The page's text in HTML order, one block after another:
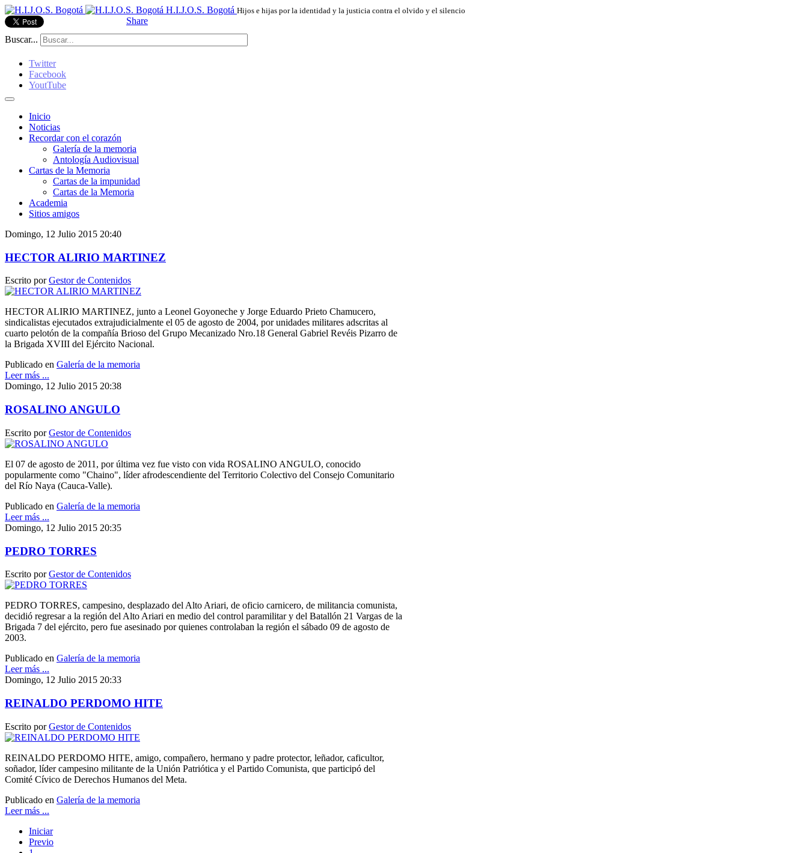
H.I.J.O.S. Bogotá Hijos e hijas por la identidad y la justicia contra el olvido y el silencio
Share
Buscar...
Twitter
Facebook
YoutTube
Inicio
Noticias
Recordar con el corazón
Galería de la memoria
Antología Audiovisual
Cartas de la Memoria
Cartas de la impunidad
Cartas de la Memoria
Academia
Sitios amigos
Domingo, 12 Julio 2015 20:40
HECTOR ALIRIO MARTINEZ
Escrito porGestor de Contenidos
HECTOR ALIRIO MARTINEZ, junto a Leonel Goyoneche y Jorge Eduardo Prieto Chamucero,
sindicalistas ejecutados extrajudicialmente el 05 de agosto de 2004, por unidades militares adscritas al
cuarto pelotón de la compañía Brioso del Grupo Mecanizado Nro.18 General Gabriel Revéis Pizarro de
la Brigada XVIII del Ejército Nacional.
Publicado en Galería de la memoria
Leer más ...
Domingo, 12 Julio 2015 20:38
ROSALINO ANGULO
Escrito porGestor de Contenidos
El 07 de agosto de 2011, por última vez fue visto con vida ROSALINO ANGULO, conocido
popularmente como "Chaino", líder afrodescendiente del Territorio Colectivo del Consejo Comunitario
del Río Naya (Cauca-Valle).
Publicado en Galería de la memoria
Leer más ...
Domingo, 12 Julio 2015 20:35
PEDRO TORRES
Escrito porGestor de Contenidos
PEDRO TORRES, campesino, desplazado del Alto Ariari, de oficio carnicero, de militancia comunista,
decidió regresar a la región del Alto Ariari en medio del control paramilitar y del Batallón 21 Vargas de la
Brigada 7 del ejército, pero fue asesinado por quienes controlaban la región el sábado 09 de agosto de
2003.
Publicado en Galería de la memoria
Leer más ...
Domingo, 12 Julio 2015 20:33
REINALDO PERDOMO HITE
Escrito porGestor de Contenidos
REINALDO PERDOMO HITE, amigo, compañero, hermano y padre protector, leñador, caficultor,
soñador, líder campesino militante de la Unión Patriótica y el Partido Comunista, que participó del
Comité Cívico de Derechos Humanos del Meta.
Publicado en Galería de la memoria
Leer más ...
Iniciar
Previo